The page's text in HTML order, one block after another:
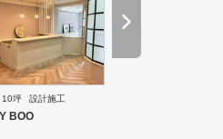
す。工場では金属を中心にさまざま
可能で、例えば通常デザイン性とは無
扉）などにも高いデザイン性を施すこ
とりかえのきかない空間
Synes(シネス) 霧のようなやわらか
10坪 設計施工
BOO